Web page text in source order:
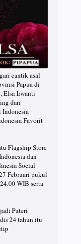
cantik asal
Papua di
Elsa Irwanti
dari
Indonesia
Favorit
Flagship Store
dan
Social
Februari pukul
WIB serta
Puteri
24 tahun itu